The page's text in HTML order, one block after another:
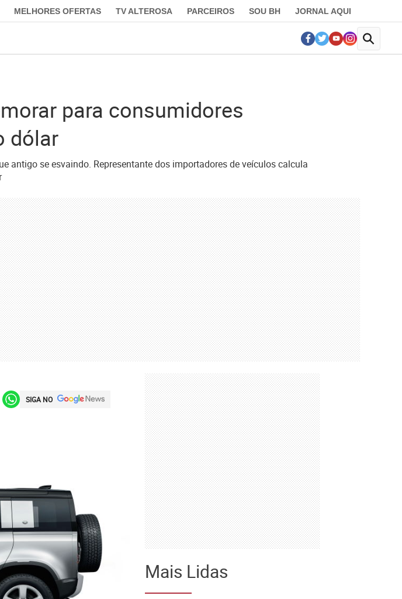
MELHORES OFERTAS TV ALTEROSA PARCEIROS SOU BH JORNAL AQUI
para consumidores
dólar
antigo se esvaindo. Representante dos importadores de veículos calcula
SIGA NO
Mais Lidas